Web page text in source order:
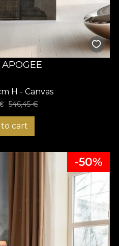
H - Canvas
546,45€
cart
-50%